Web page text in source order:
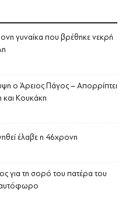
γυναίκα που βρέθηκε νεκρή
ο Άρειος Πάγος – Απορρίπτει
και Κουκάκη
έλαβε η 46χρονη
για τη σορό του πατέρα του
αυτόφωρο